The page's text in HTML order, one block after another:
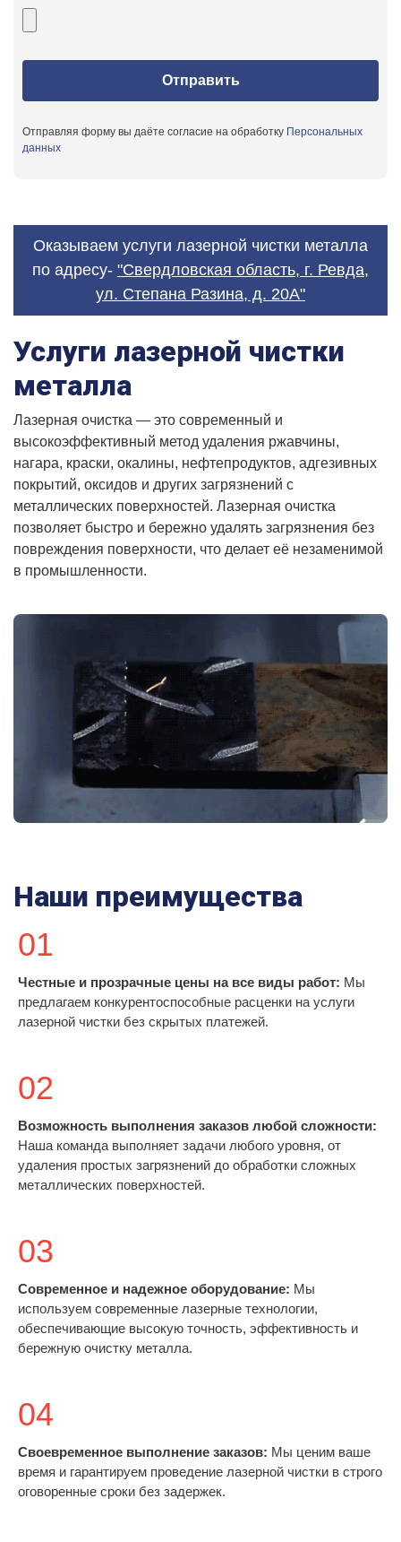
Отправляя форму вы даёте согласие на обработку Персональных
данных
Оказываем услуги лазерной чистки металла
по адресу- "Свердловская область, г. Ревда,
ул. Степана Разина, д. 20А"
Услуги лазерной чистки
металла
Лазерная очистка — это современный и
высокоэффективный метод удаления ржавчины,
нагара, краски, окалины, нефтепродуктов, адгезивных
покрытий, оксидов и других загрязнений с
металлических поверхностей. Лазерная очистка
позволяет быстро и бережно удалять загрязнения без
повреждения поверхности, что делает её незаменимой
в промышленности.
Наши преимущества
01
Честные и прозрачные цены на все виды работ: Мы
предлагаем конкурентоспособные расценки на услуги
лазерной чистки без скрытых платежей.
02
Возможность выполнения заказов любой сложности:
Наша команда выполняет задачи любого уровня, от
удаления простых загрязнений до обработки сложных
металлических поверхностей.
03
Современное и надежное оборудование: Мы
используем современные лазерные технологии,
обеспечивающие высокую точность, эффективность и
бережную очистку металла.
04
Своевременное выполнение заказов: Мы ценим ваше
время и гарантируем проведение лазерной чистки в строго
оговоренные сроки без задержек.